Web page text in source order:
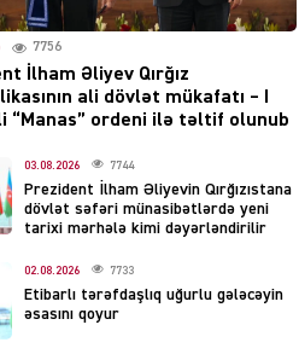
irəliləyiş var – Tramp
07.08.2026
imzaladı
07.08.2026 5488
Tehran və İrəvandan
“Tramp yolu”na HƏMLƏ –
REAKSİYA
7756
İlham Əliyev Qırğız
ali dövlət mükafatı – I
“Manas” ordeni ilə təltif olunub
03.08.2026 7744
Prezident İlham Əliyevin Qırğızıstana
dövlət səfəri münasibətlərdə yeni
tarixi mərhələ kimi dəyərləndirilir
02.08.2026 7733
Etibarlı tərəfdaşlıq uğurlu gələcəyin
əsasını qoyur